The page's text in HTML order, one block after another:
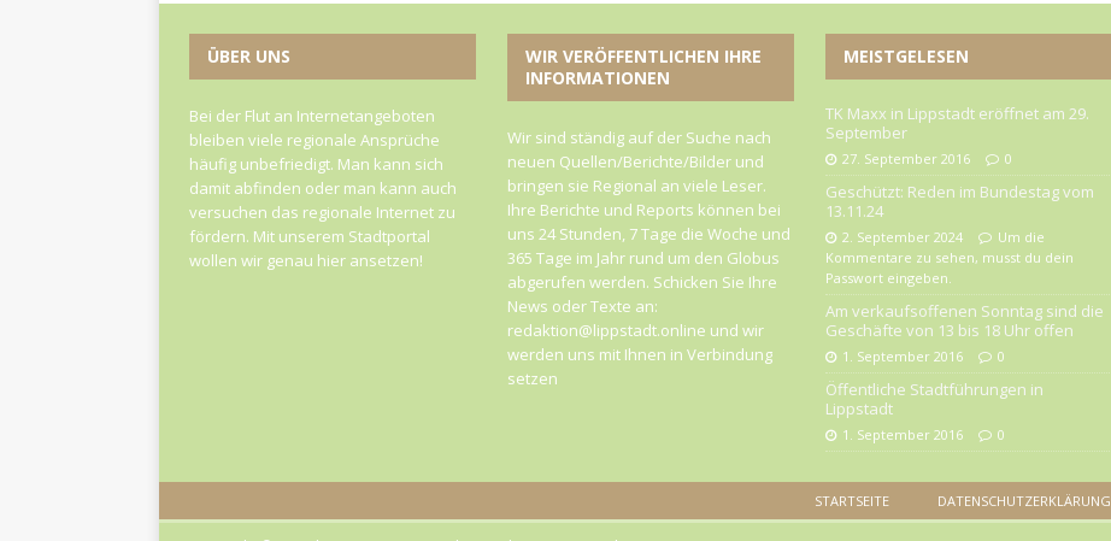
ÜBER UNS
Bei der Flut an Internetangeboten
bleiben viele regionale Ansprüche
häufig unbefriedigt. Man kann sich
damit abfinden oder man kann auch
versuchen das regionale Internet zu
fördern. Mit unserem Stadtportal
wollen wir genau hier ansetzen!
WIR VERÖFFENTLICHEN IHRE
INFORMATIONEN
Wir sind ständig auf der Suche nach
neuen Quellen/Berichte/Bilder und
bringen sie Regional an viele Leser.
Ihre Berichte und Reports können bei
uns 24 Stunden, 7 Tage die Woche und
365 Tage im Jahr rund um den Globus
abgerufen werden. Schicken Sie Ihre
News oder Texte an:
redaktion@lippstadt.online und wir
werden uns mit Ihnen in Verbindung
setzen
MEISTGELESEN
TK Maxx in Lippstadt eröffnet am 29.
September
27. September 2016 0
Geschützt: Reden im Bundestag vom
13.11.24
2. September 2024
Um die
Kommentare zu sehen, musst du dein
Passwort eingeben.
Am verkaufsoffenen Sonntag sind die
Geschäfte von 13 bis 18 Uhr offen
1. September 2016 0
Öffentliche Stadtführungen in
Lippstadt
1. September 2016 0
STARTSEITE DATENSCHUTZERKLÄRUNG